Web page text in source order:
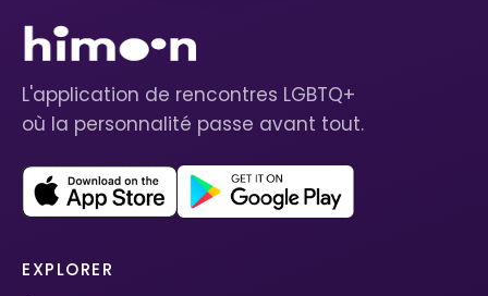
L'application de rencontres LGBTQ+
où la personnalité passe avant tout.
EXPLORER